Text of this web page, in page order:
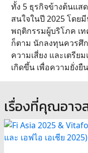
ทั้ง 5 ธุรกิจข้างต้นแส
สนใจในปี 2025 โดย
พฤติกรรมผู้บริโภค เ
ก็ตาม นักลงทุนควรศึ
ความเสี่ยง และเตรีย
เกิดขึ้น เพื่อความยั่งยื
เรื่องที่คุณอาจ